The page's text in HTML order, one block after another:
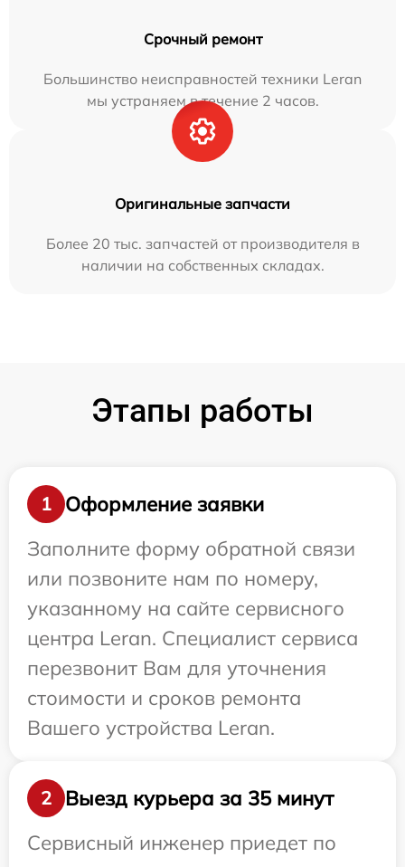
Срочный ремонт
Большинство неисправностей техники Leran
мы устраняем в течение 2 часов.
Оригинальные запчасти
Более 20 тыс. запчастей от производителя в
наличии на собственных складах.
Этапы работы
1
Оформление заявки
Заполните форму обратной связи
или позвоните нам по номеру,
указанному на сайте сервисного
центра Leran. Специалист сервиса
перезвонит Вам для уточнения
стоимости и сроков ремонта
Вашего устройства Leran.
2
Выезд курьера за 35 минут
Сервисный инженер приедет по